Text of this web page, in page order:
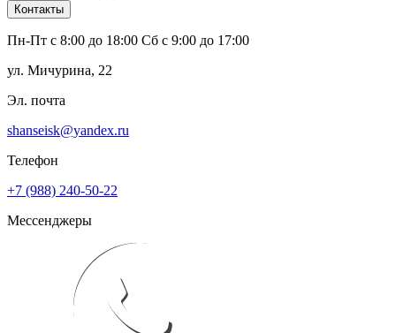
Контакты
Пн-Пт с 8:00 до 18:00 Сб с 9:00 до 17:00
ул. Мичурина, 22
Эл. почта
shanseisk@yandex.ru
Телефон
+7 (988) 240-50-22
Мессенджеры